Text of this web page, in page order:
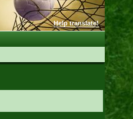
Help translate!